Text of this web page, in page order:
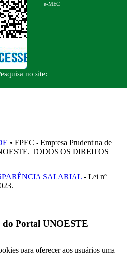
e-MEC
no site:
• EPEC - Empresa Prudentina de
TODOS OS DIREITOS
SALARIAL - Lei nº
do Portal UNOESTE
para oferecer aos usuários uma